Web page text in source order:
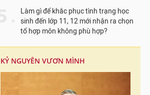
Làm gì để khắc phục tình trạng học
sinh đến lớp 11, 12 mới nhận ra chọn
tổ hợp môn không phù hợp?
KỶ NGUYÊN VƯƠN MÌNH